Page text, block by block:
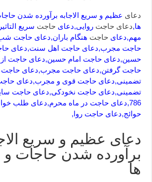
دعای عظیم و سریع الاجابه برآورده شدن
ها,دعای حاجت روایی,دعای حاجت سریع
مهم,دعای حاجت هنگام باران,دعای حاجت
حاجت مجرب,دعای حاجت اهل سنت,دعای
حسین,دعای حاجت امام حسین,دعای حاجت از
حاجت گرفتن,دعای حاجت مجرب,دعای حاجت
تضمینی,دعای حاجت قوی و مجرب,دعای حاجت
تضمینی,دعای حاجت نخودکی,دعای حاجت
786,دعای حاجت در ماه محرم,دعای طلب
حوائج,دعای حاجت روا,
دعای عظیم و سریع
برآورده شدن حاجات و
ها